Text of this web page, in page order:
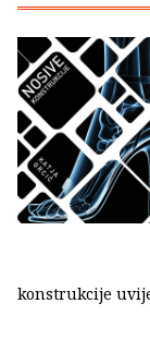
konstrukcije